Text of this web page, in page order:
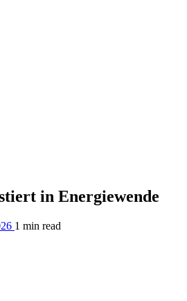
in Energiewende
1 min read